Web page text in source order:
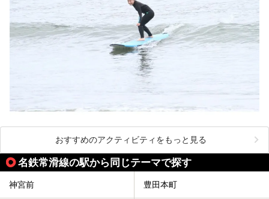
おすすめのアクティビティをもっと見る
名鉄常滑線の駅から同じテーマで探す
神宮前 豊田本町